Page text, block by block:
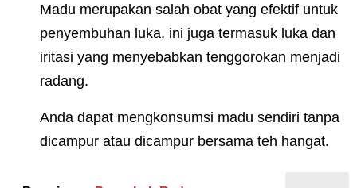
Madu merupakan salah obat yang efektif untuk
penyembuhan luka, ini juga termasuk luka dan
iritasi yang menyebabkan tenggorokan menjadi
radang.
Anda dapat mengkonsumsi madu sendiri tanpa
dicampur atau dicampur bersama teh hangat.